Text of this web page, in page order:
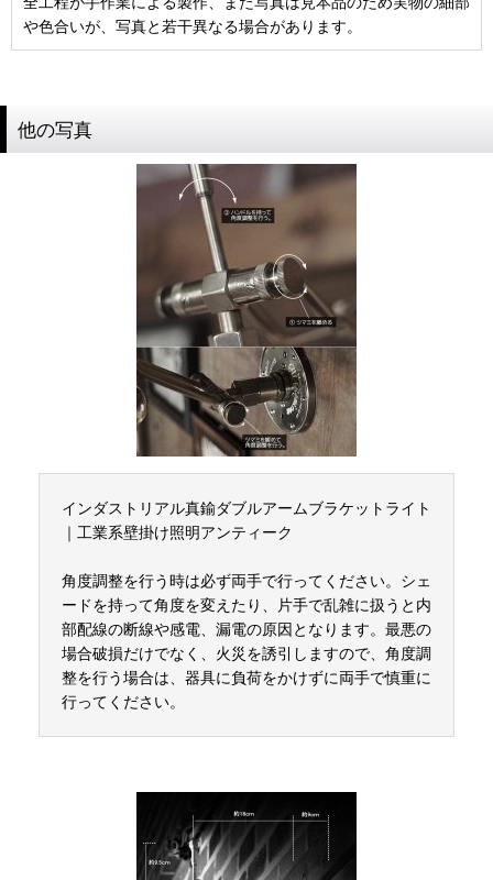
や色合いが、写真と若干異なる場合があります。
他の写真
インダストリアル真鍮ダブルアームブラケットライト
｜工業系壁掛け照明アンティーク
角度調整を行う時は必ず両手で行ってください。シェ
ードを持って角度を変えたり、片手で乱雑に扱うと内
部配線の断線や感電、漏電の原因となります。最悪の
場合破損だけでなく、火災を誘引しますので、角度調
整を行う場合は、器具に負荷をかけずに両手で慎重に
行ってください。